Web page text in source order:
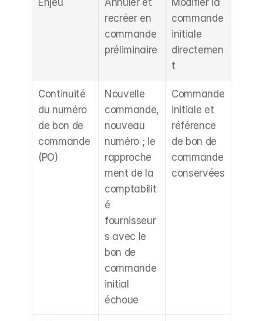
recréer en
commande
préliminaire
commande
initiale
directemen
t
Continuité
du numéro
de bon de
commande
(PO)
Nouvelle
commande,
nouveau
numéro ; le
rapproche
ment de la
comptabilit
é
fournisseur
s avec le
bon de
commande
initial
échoue
Commande
initiale et
référence
de bon de
commande
conservées